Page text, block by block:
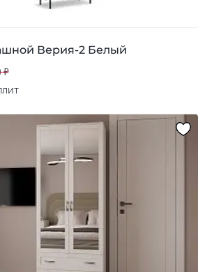
Верия-2 Белый
₽